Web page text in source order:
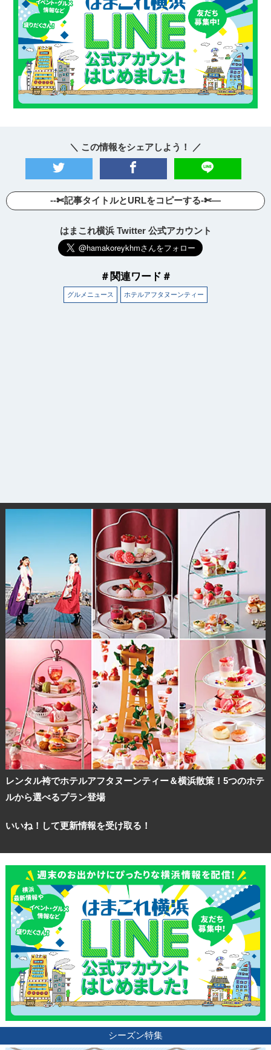
＼ この情報をシェアしよう！ ／
--✄記事タイトルとURLをコピーする-✄—
はまこれ横浜 Twitter 公式アカウント
＃関連ワード＃
グルメニュース ホテルアフタヌーンティー
レンタル袴でホテルアフタヌーンティー＆横浜散策！5つのホテ
ルから選べるプラン登場
いいね！して更新情報を受け取る！
シーズン特集
観光ガイド
ランキング
ブログ記事